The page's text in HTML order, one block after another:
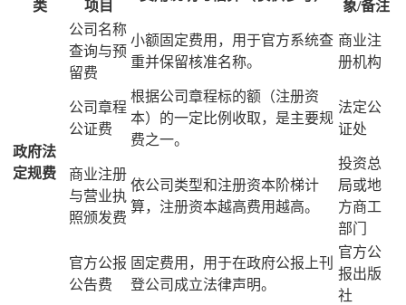
类
项目
象/备注
政府法
定规费
公司名称
查询与预
留费
小额固定费用，用于官方系统查
重并保留核准名称。
商业注
册机构
公司章程
公证费
根据公司章程标的额（注册资
本）的一定比例收取，是主要规
费之一。
法定公
证处
商业注册
与营业执
照颁发费
依公司类型和注册资本阶梯计
算，注册资本越高费用越高。
投资总
局或地
方商工
部门
官方公报
公告费
固定费用，用于在政府公报上刊
登公司成立法律声明。
官方公
报出版
社